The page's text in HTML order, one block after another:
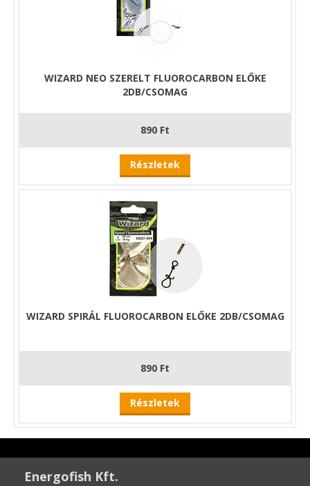
WIZARD NEO SZERELT FLUOROCARBON ELŐKE
2DB/CSOMAG
890 Ft
Részletek
WIZARD SPIRÁL FLUOROCARBON ELŐKE 2DB/CSOMAG
890 Ft
Részletek
Energofish Kft.